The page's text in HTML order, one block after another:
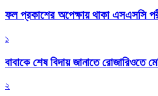
ফল প্রকাশের অপেক্ষায় থাকা এসএসসি
১
বাবাকে শেষ বিদায় জানাতে রোজারিওতে
২